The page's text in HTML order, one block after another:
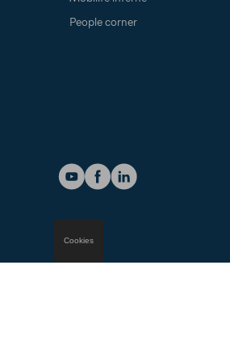
People corner
Cookies